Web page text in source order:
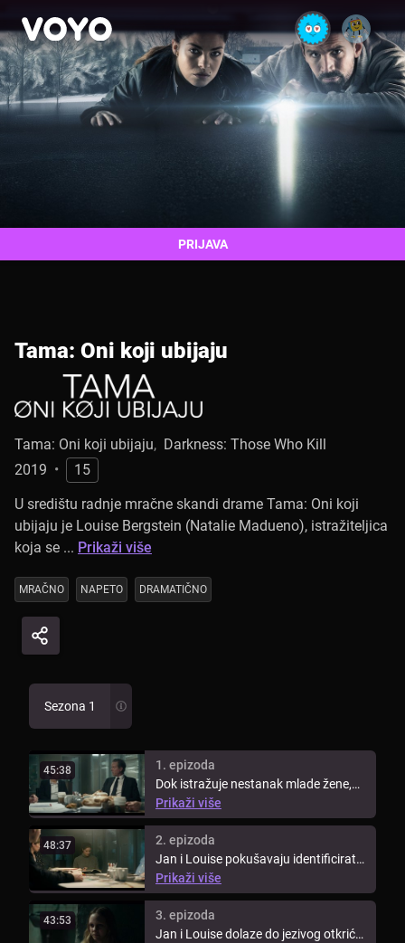
Tama: Oni koji ubijaju
Tama: Oni koji ubijaju, Darkness: Those Who Kill
2019 •
15
U središtu radnje mračne skandi drame Tama: Oni koji
ubijaju je Louise Bergstein (Natalie Madueno), istražiteljica
koja se ... Prikaži više
MRAČNO NAPETO DRAMATIČNO
PRIJAVA
Sezona 1
45:38
1. epizoda
Dok istražuje nestanak mlade žene,
istražitelj Jan Michelsen otkriva ...
Prikaži više
48:37
2. epizoda
Jan i Louise pokušavaju identificirati
osobu iza otmica i sumnjaju na ...
Prikaži više
43:53
3. epizoda
Jan i Louise dolaze do jezivog otkrića